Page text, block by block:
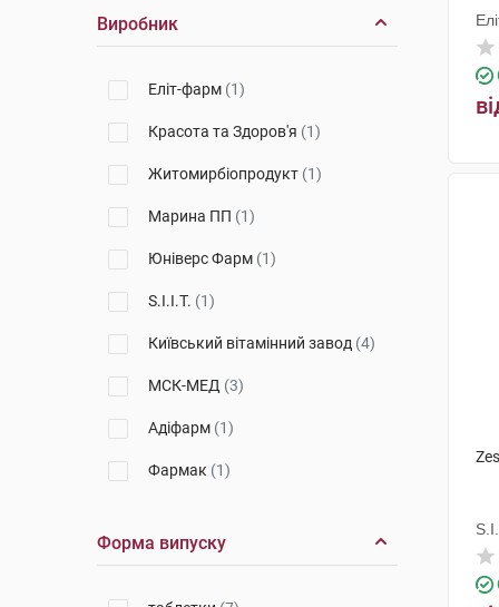
Виробник
Еліт-фарм (1)
Красота та Здоров'я (1)
Житомирбіопродукт (1)
Марина ПП (1)
Юніверс Фарм (1)
S.I.I.T. (1)
Київський вітамінний завод (4)
МСК-МЕД (3)
Адіфарм (1)
Фармак (1)
Бовіос фарм
Форма випуску